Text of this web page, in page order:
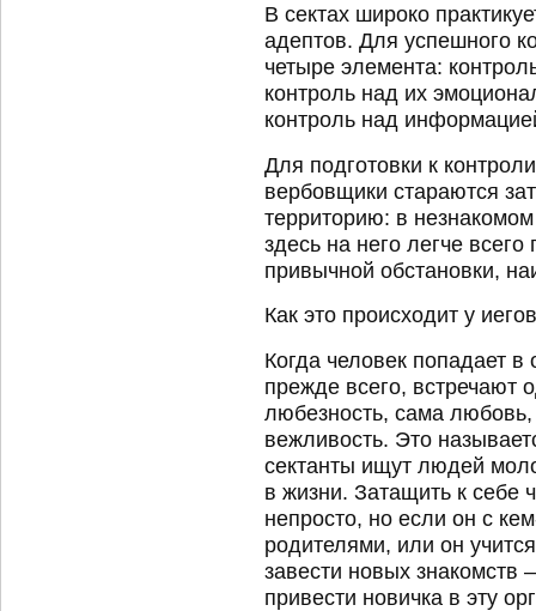
В сектах широко
адептов. Для успешного
четыре элемента:
контроль над их
контроль над
Для подготовки к
вербовщики стараются
территорию: в
здесь на него легче
привычной обстановки,
Как это происходит у
Когда человек попадает
прежде всего, встречают
любезность, сама
вежливость. Это
сектанты ищут людей
в жизни. Затащить к себе
непросто, но если он с
родителями, или он
завести новых знакомств
привести новичка в эту